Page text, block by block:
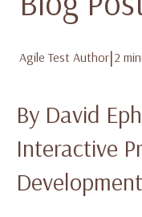
Agile Test Author|2
By David
Interactive